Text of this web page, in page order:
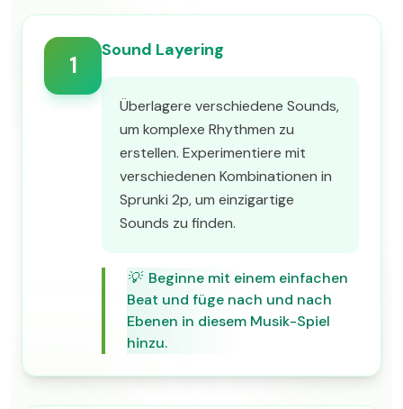
1
Sound Layering
Überlagere verschiedene Sounds,
um komplexe Rhythmen zu
erstellen. Experimentiere mit
verschiedenen Kombinationen in
Sprunki 2p, um einzigartige
Sounds zu finden.
💡 Beginne mit einem einfachen
Beat und füge nach und nach
Ebenen in diesem Musik-Spiel
hinzu.